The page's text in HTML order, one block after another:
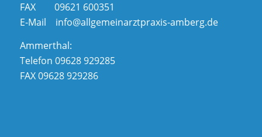
FAX 09621 600351
E-Mail info@allgemeinarztpraxis-amberg.de
Ammerthal:
Telefon 09628 929285
FAX 09628 929286